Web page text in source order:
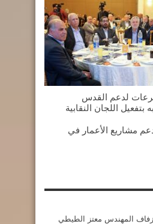
لدعم القدس
اللجان النقابية
مشاريع الأعمار في
المهندس معتز الطيطي